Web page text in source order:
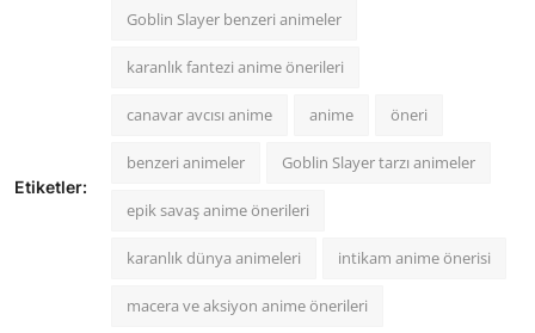
Etiketler:
Goblin Slayer benzeri animeler
karanlık fantezi anime önerileri
canavar avcısı anime anime öneri
benzeri animeler Goblin Slayer tarzı animeler
epik savaş anime önerileri
karanlık dünya animeleri intikam anime önerisi
macera ve aksiyon anime önerileri